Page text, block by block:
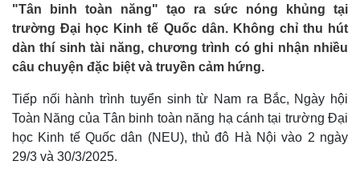
Đảng
Tổ chức nhân sự
Quốc hội
Tin 24h
Dự báo thời tiết
Giáo dục
Dấu ấn VOV
Việc làm
Biển đảo
"Tân binh toàn năng" tạo ra sức nóng khủng tại
trường Đại học Kinh tế Quốc dân. Không chỉ thu hút
dàn thí sinh tài năng, chương trình có ghi nhận nhiều
câu chuyện đặc biệt và truyền cảm hứng.
Tiếp nối hành trình tuyển sinh từ Nam ra Bắc, Ngày hội
Toàn Năng của Tân binh toàn năng hạ cánh tại trường Đại
học Kinh tế Quốc dân (NEU), thủ đô Hà Nội vào 2 ngày
29/3 và 30/3/2025.